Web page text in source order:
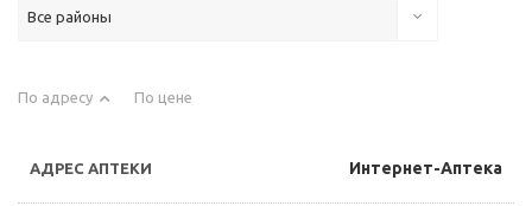
Все районы
По адресу По цене
Интернет-Аптека